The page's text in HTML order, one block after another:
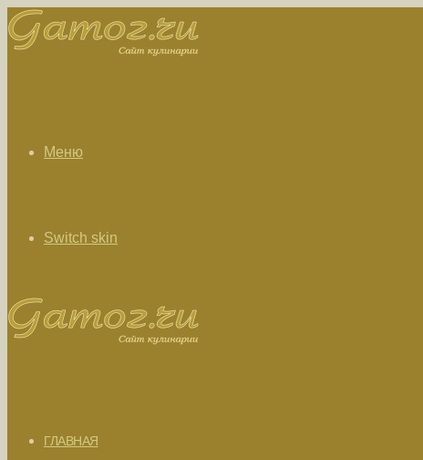
Меню
Switch skin
ГЛАВНАЯ